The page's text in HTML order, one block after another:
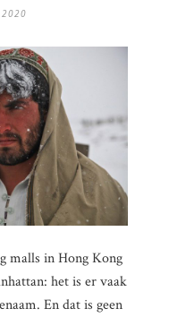
malls in Hong Kong
het is er vaak
En dat is geen